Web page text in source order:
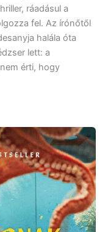
ráadásul a
fel. Az írónőtől
halála óta
lett: a
érti, hogy